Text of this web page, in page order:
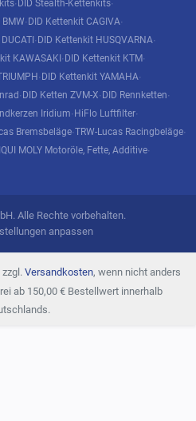
· DID Stealth-Kettenkits·
· DID Kettenkit CAGIVA·
· DID Kettenkit HUSQVARNA·
KAWASAKI· DID Kettenkit KTM·
· DID Kettenkit YAMAHA·
· DID Ketten ZVM-X· DID Rennketten·
Iridium· HiFlo Luftfilter·
Bremsbeläge·TRW-Lucas Racingbeläge·
MOLY Motoröle, Fette, Additive·
Alle Rechte vorbehalten.
anpassen
Versandkosten, wenn nicht anders
ab 150,00 € Bestellwert innerhalb